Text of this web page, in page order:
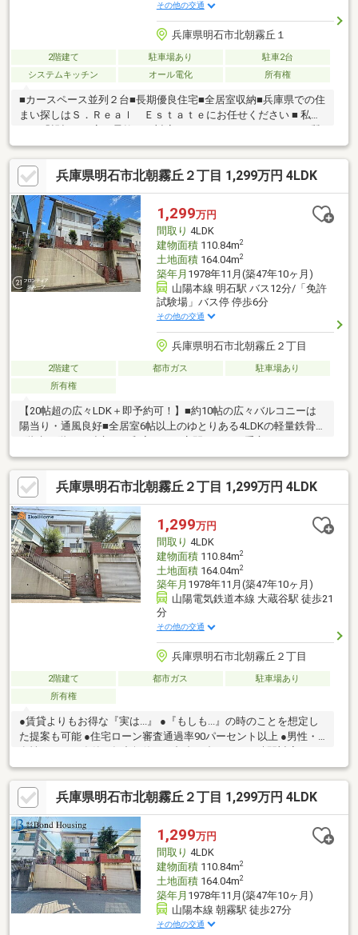
その他の交通
兵庫県明石市北朝霧丘１
2階建て 駐車場あり
駐車2台
システムキッチン
オール電化 所有権
■カースペース並列２台■長期優良住宅■全居室収納■兵庫県での住
まい探しはＳ．Ｒｅａｌ Ｅｓｔａｔｅにお任せください ■ 私た
問に分かりやすくお答えいたします
兵庫県明石市北朝霧丘２丁目 1,299万円 4LDK
1,299万円
間取り 4LDK
建物面積110.84m2
土地面積164.04m2
築年月 1978年11月(築47年10ヶ月)
山陽本線 明石駅 バス12分/「免許
試験場」バス停 停歩6分
その他の交通
兵庫県明石市北朝霧丘２丁目
2階建て 都市ガス
駐車場あり
所有権
【20帖超の広々LDK＋即予約可！】■約10帖の広々バルコニーは
陽当り・通風良好■全居室6帖以上のゆとりある4LDKの軽量鉄骨造
2階建■1階には独立した和室があり客間としても重宝します
兵庫県明石市北朝霧丘２丁目 1,299万円 4LDK
1,299万円
間取り 4LDK
建物面積110.84m2
土地面積164.04m2
築年月 1978年11月(築47年10ヶ月)
山陽電気鉄道本線 大蔵谷駅 徒歩21
分
その他の交通
兵庫県明石市北朝霧丘２丁目
2階建て 都市ガス
駐車場あり
所有権
●賃貸よりもお得な『実は...』 ●『もしも...』の時のことを想定し
た提案も可能 ●住宅ローン審査通過率90パーセント以上 ●男性・
兵庫県明石市北朝霧丘２丁目 1,299万円 4LDK
1,299万円
間取り 4LDK
建物面積110.84m2
土地面積164.04m2
築年月 1978年11月(築47年10ヶ月)
山陽本線 朝霧駅 徒歩27分
その他の交通